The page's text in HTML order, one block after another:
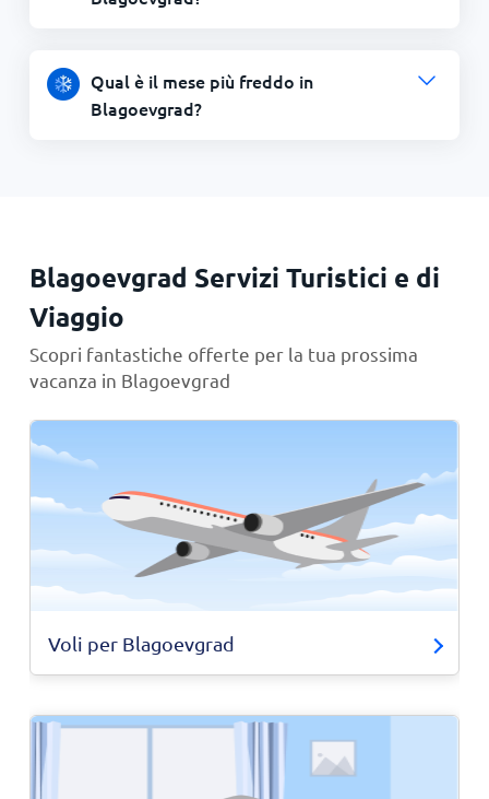
Qual è il mese più freddo in
Blagoevgrad?
Blagoevgrad Servizi Turistici e di
Viaggio
Scopri fantastiche offerte per la tua prossima
vacanza in Blagoevgrad
Voli per Blagoevgrad